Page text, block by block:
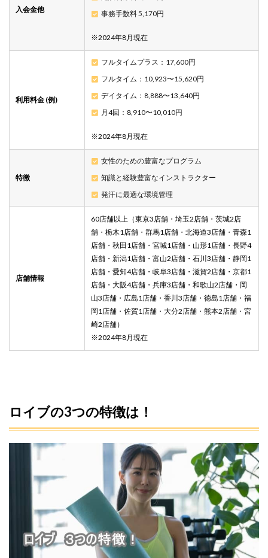
2.1
豊富
2.2
富な
2.3
3
い口
査！
3.1
ロイ
評価
調
3.2
ロイ
入会金他
事務手数料 5,170円
※2024年8月現在
利用料金 (例)
フルタイムプラス：17,600円
フルタイム：10,923〜15,620円
デイタイム：8,888〜13,640円
月4回：8,910〜10,010円
※2024年8月現在
特徴
女性のための豊富なプログラム
知識と経験豊富なインストラクター
発汗に最適な環境管理
店舗情報
60店舗以上（東京3店舗・埼玉2店舗・茨城2店
舗・栃木1店舗・群馬1店舗・北海道3店舗・青森1
店舗・秋田1店舗・宮城1店舗・山形1店舗・長野4
店舗・新潟1店舗・富山2店舗・石川3店舗・静岡1
店舗・愛知4店舗・岐阜3店舗・滋賀2店舗・京都1
店舗・大阪4店舗・兵庫3店舗・和歌山2店舗・岡
山3店舗・広島1店舗・香川3店舗・徳島1店舗・福
岡1店舗・佐賀1店舗・大分2店舗・熊本2店舗・宮
崎2店舗）
※2024年8月現在
ロイブの3つの特徴は！